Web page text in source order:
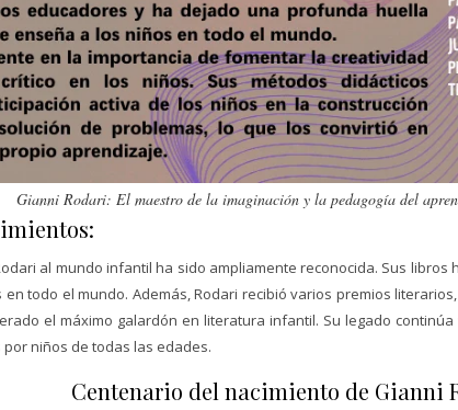
Gianni Rodari: El maestro de la imaginación y la pedagogía del
al mundo infantil ha sido ampliamente reconocida. Sus
todo el mundo. Además, Rodari recibió varios premios
el máximo galardón en literatura infantil. Su legado
niños de todas las edades.
Centenario del nacimiento de Gianni